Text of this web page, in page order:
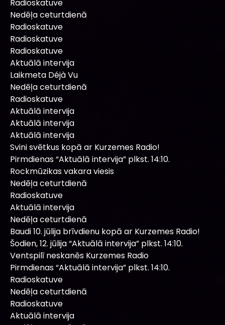
Radioskatuve
Nedēļa ceturtdienā
Radioskatuve
Radioskatuve
Radioskatuve
Aktuālā intervija
Laikmeta Déjà Vu
Nedēļa ceturtdienā
Radioskatuve
Aktuālā intervija
Aktuālā intervija
Aktuālā intervija
Svini svētkus kopā ar Kurzemes Radio!
Pirmdienas “Aktuālā intervija” plkst. 14:10.
Rockmūzikas vakara viesis
Nedēļa ceturtdienā
Radioskatuve
Aktuālā intervija
Nedēļa ceturtdienā
Baudi 10. jūlija brīvdienu kopā ar Kurzemes Radio!
Šodien, 12. jūlija “Aktuālā intervija” plkst. 14:10.
Ventspilī neskanēs Kurzemes Radio
Pirmdienas “Aktuālā intervija” plkst. 14:10.
Radioskatuve
Nedēļa ceturtdienā
Radioskatuve
Aktuālā intervija